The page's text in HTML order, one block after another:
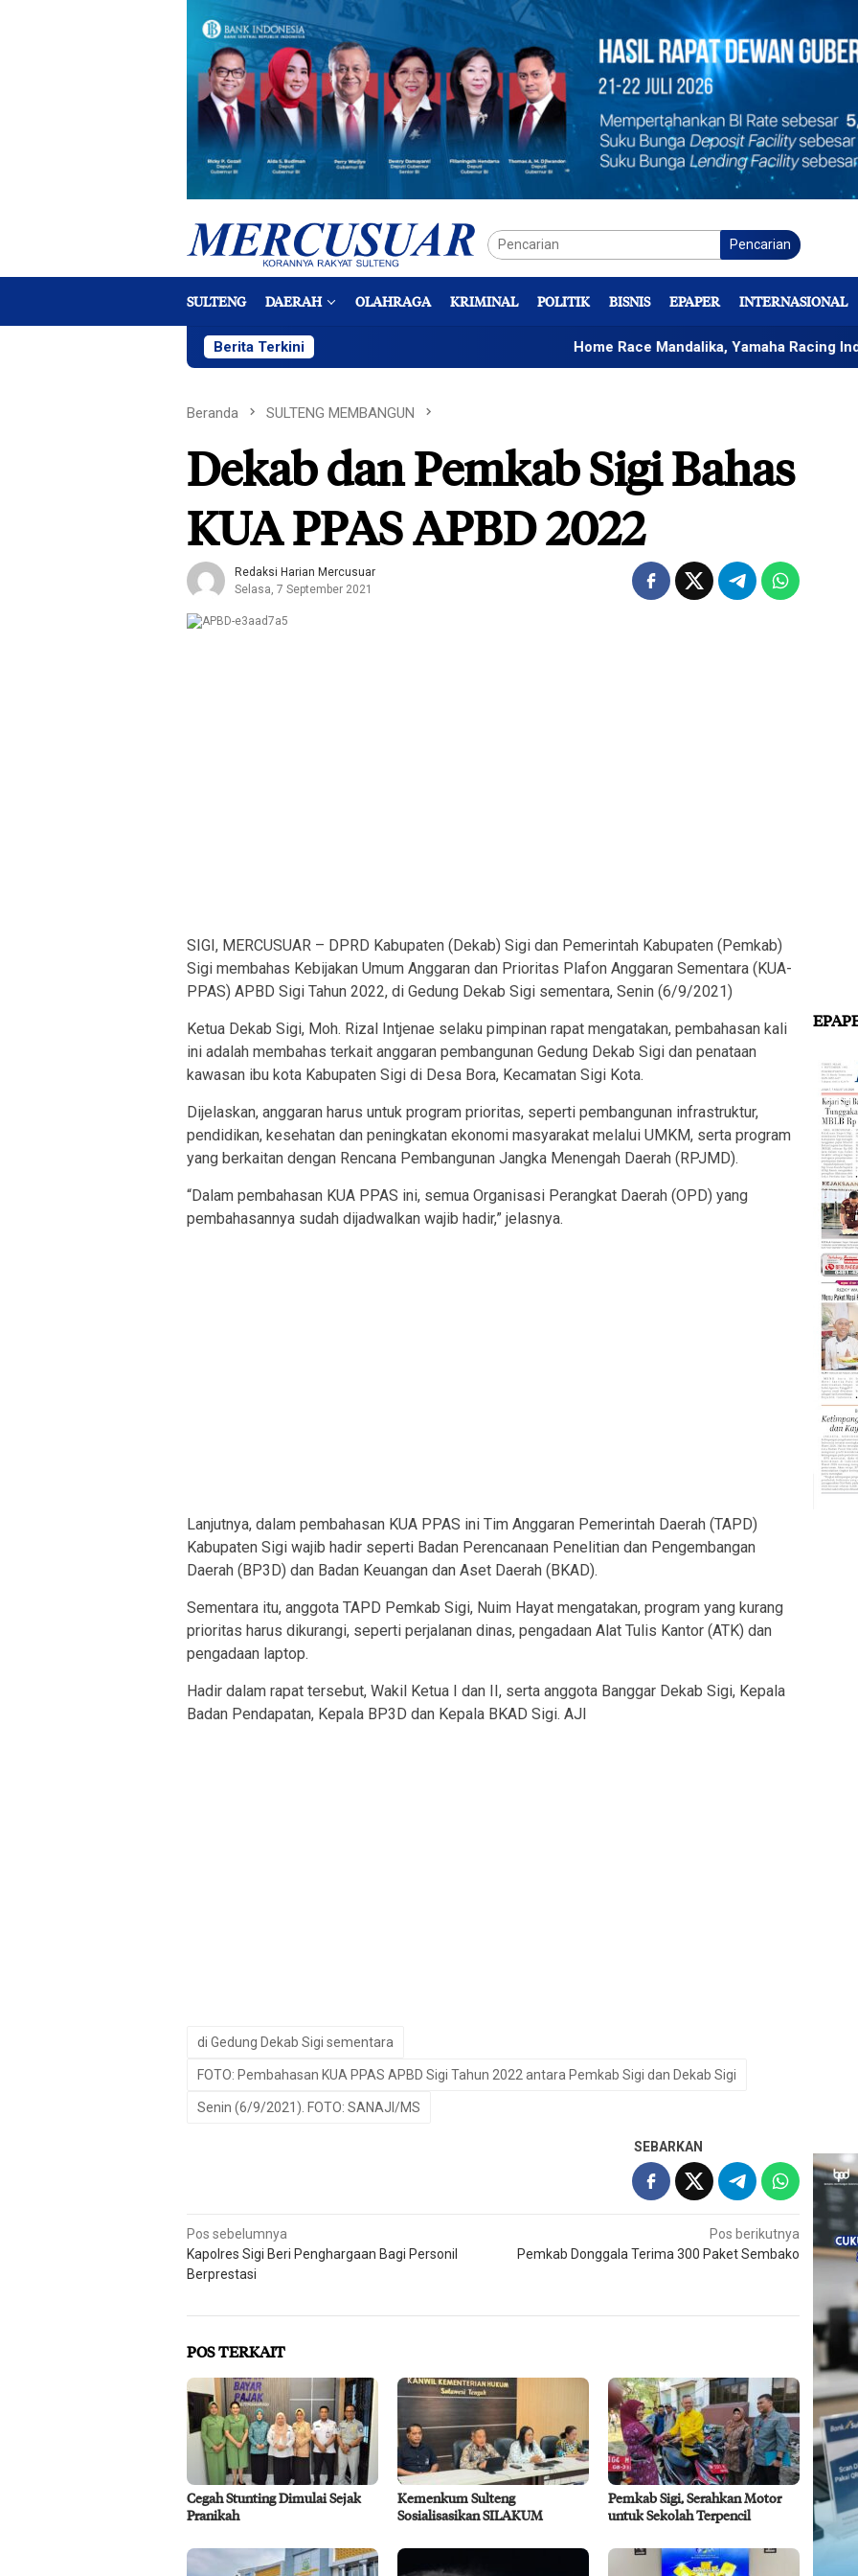
Pencarian
SULTENG DAERAH OLAHRAGA KRIMINAL POLITIK BISNIS EPAPER INTERNASIONAL
Berita Terkini Home Race Mandalika, Yamaha Racing Indonesia
Beranda SULTENG MEMBANGUN
Dekab dan Pemkab Sigi Bahas
KUA PPAS APBD 2022
Redaksi Harian Mercusuar
Selasa, 7 September 2021
SIGI, MERCUSUAR – DPRD Kabupaten (Dekab) Sigi dan Pemerintah Kabupaten (Pemkab)
Sigi membahas Kebijakan Umum Anggaran dan Prioritas Plafon Anggaran Sementara (KUA-
PPAS) APBD Sigi Tahun 2022, di Gedung Dekab Sigi sementara, Senin (6/9/2021)
Ketua Dekab Sigi, Moh. Rizal Intjenae selaku pimpinan rapat mengatakan, pembahasan kali
ini adalah membahas terkait anggaran pembangunan Gedung Dekab Sigi dan penataan
kawasan ibu kota Kabupaten Sigi di Desa Bora, Kecamatan Sigi Kota.
Dijelaskan, anggaran harus untuk program prioritas, seperti pembangunan infrastruktur,
pendidikan, kesehatan dan peningkatan ekonomi masyarakat melalui UMKM, serta program
yang berkaitan dengan Rencana Pembangunan Jangka Menengah Daerah (RPJMD).
“Dalam pembahasan KUA PPAS ini, semua Organisasi Perangkat Daerah (OPD) yang
pembahasannya sudah dijadwalkan wajib hadir,” jelasnya.
Lanjutnya, dalam pembahasan KUA PPAS ini Tim Anggaran Pemerintah Daerah (TAPD)
Kabupaten Sigi wajib hadir seperti Badan Perencanaan Penelitian dan Pengembangan
Daerah (BP3D) dan Badan Keuangan dan Aset Daerah (BKAD).
Sementara itu, anggota TAPD Pemkab Sigi, Nuim Hayat mengatakan, program yang kurang
prioritas harus dikurangi, seperti perjalanan dinas, pengadaan Alat Tulis Kantor (ATK) dan
pengadaan laptop.
Hadir dalam rapat tersebut, Wakil Ketua I dan II, serta anggota Banggar Dekab Sigi, Kepala
Badan Pendapatan, Kepala BP3D dan Kepala BKAD Sigi. AJI
di Gedung Dekab Sigi sementara
FOTO: Pembahasan KUA PPAS APBD Sigi Tahun 2022 antara Pemkab Sigi dan Dekab Sigi
Senin (6/9/2021). FOTO: SANAJI/MS
SEBARKAN
Navigasi
pos
Pos sebelumnya
Kapolres Sigi Beri Penghargaan Bagi Personil
Berprestasi
Pos berikutnya
Pemkab Donggala Terima 300 Paket Sembako
POS TERKAIT
Cegah Stunting Dimulai Sejak
Pranikah
Kemenkum Sulteng
Sosialisasikan SILAKUM
Pemkab Sigi, Serahkan Motor
untuk Sekolah Terpencil